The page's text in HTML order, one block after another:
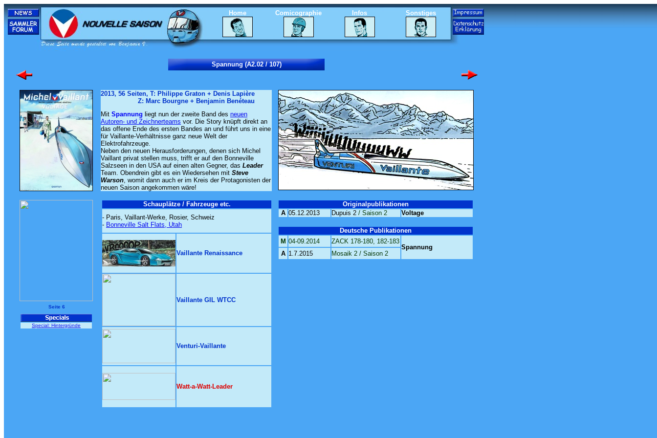
Home Comicographie Infos Sonstiges
Spannung (A2.02 / 107)
2013, 56 Seiten, T: Philippe Graton + Denis Lapière
Z: Marc Bourgne + Benjamin Benéteau
Mit Spannung liegt nun der zweite Band des neuen
Autoren- und Zeichnerteams vor. Die Story knüpft direkt an
das offene Ende des ersten Bandes an und führt uns in eine
für Vaillante-Verhältnisse ganz neue Welt der
Elektrofahrzeuge.
Neben den neuen Herausforderungen, denen sich Michel
Vaillant privat stellen muss, trifft er auf den Bonneville
Salzseen in den USA auf einen alten Gegner, das Leader
Team. Obendrein gibt es ein Wiedersehen mit Steve
Warson, womit dann auch er im Kreis der Protagonisten der
neuen Saison angekommen wäre!
Schauplätze / Fahrzeuge etc.
- Paris, Vaillant-Werke, Rosier, Schweiz
- Bonneville Salt Flats, Utah
Vaillante Renaissance
Vaillante GIL WTCC
Venturi-Vaillante
Watt-a-Watt-Leader
Originalpublikationen
A 05.12.2013 Dupuis 2 / Saison 2 Voltage
Deutsche Publikationen
M 04-09.2014
ZACK 178-180, 182-183
Spannung
A 1.7.2015 Mosaik 2 / Saison 2
Seite 6
Special: Hintergründe